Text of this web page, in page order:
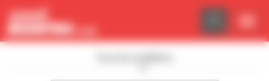
Cookies beheer paneel